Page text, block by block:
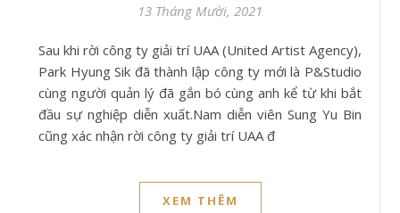
13 Tháng Mười, 2021
Sau khi rời công ty giải trí UAA (United Artist Agency),
Park Hyung Sik đã thành lập công ty mới là P&Studio
cùng người quản lý đã gắn bó cùng anh kể từ khi bắt
đầu sự nghiệp diễn xuất.Nam diễn viên Sung Yu Bin
cũng xác nhận rời công ty giải trí UAA đ
XEM THÊM